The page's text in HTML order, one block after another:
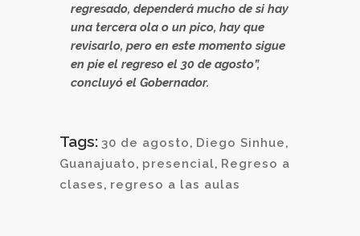
regresado, dependerá mucho de si hay
una tercera ola o un pico, hay que
revisarlo, pero en este momento sigue
en pie el regreso el 30 de agosto”,
concluyó el Gobernador.
Tags: 30 de agosto, Diego Sinhue,
Guanajuato, presencial, Regreso a
clases, regreso a las aulas